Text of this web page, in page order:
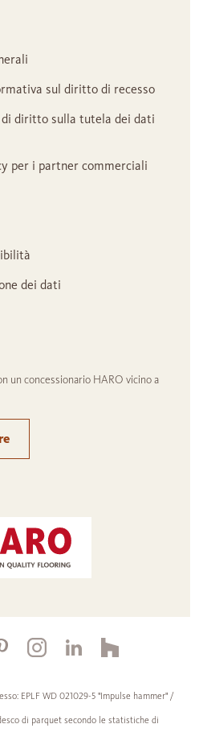
sul diritto di recesso
diritto sulla tutela dei dati
per i partner commerciali
dei dati
un concessionario HARO vicino a
EPLF WD 021029-5 "Impulse hammer" /
di parquet secondo le statistiche di